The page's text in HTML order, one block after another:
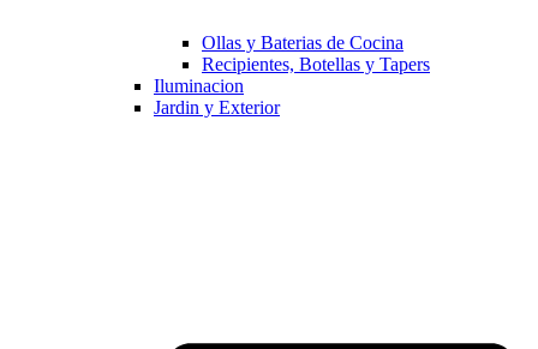
Ollas y Baterias de Cocina
Recipientes, Botellas y Tapers
Iluminacion
Jardin y Exterior